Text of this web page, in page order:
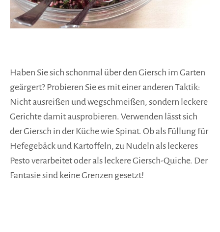
Haben Sie sich schonmal über den Giersch im Garten
geärgert? Probieren Sie es mit einer anderen Taktik:
Nicht ausreißen und wegschmeißen, sondern leckere
Gerichte damit ausprobieren. Verwenden lässt sich
der Giersch in der Küche wie Spinat. Ob als Füllung für
Hefegebäck und Kartoffeln, zu Nudeln als leckeres
Pesto verarbeitet oder als leckere Giersch-Quiche. Der
Fantasie sind keine Grenzen gesetzt!